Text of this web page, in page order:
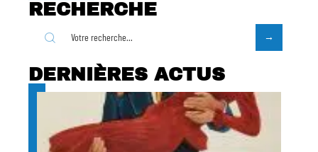
RECHERCHE
DERNIÈRES ACTUS